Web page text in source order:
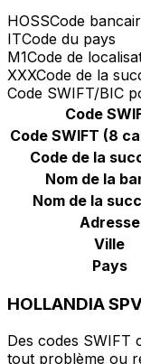
HOSSCode
ITCode du pays
M1Code de
XXXCode de la
Code SWIFT/BIC
Code
Code SWIFT (8
Code de la
Nom de la
Nom de la
Adresse
Ville
Pays
HOLLANDIA
Des codes SWIFT
tout problème ou